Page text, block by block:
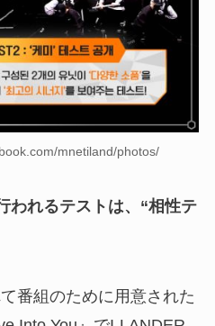
mnetiland/photos/
われるテストは、“相性テ
番組のために用意された